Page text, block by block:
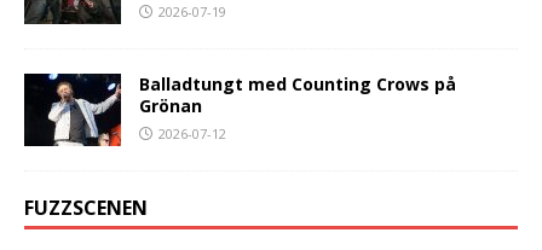
2026-07-19
Balladtungt med Counting Crows på
Grönan
2026-07-12
FUZZSCENEN